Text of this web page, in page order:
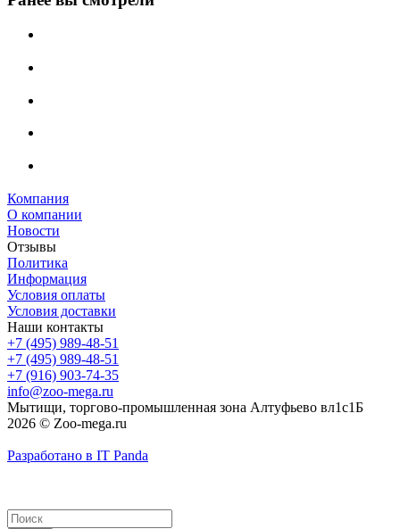
Компания
О компании
Новости
Отзывы
Политика
Информация
Условия оплаты
Условия доставки
Наши контакты
+7 (495) 989-48-51
+7 (495) 989-48-51
+7 (916) 903-74-35
info@zoo-mega.ru
Мытищи, торгово-промышленная зона Алтуфьево вл1с1Б
2026 © Zoo-mega.ru
Разработано в IT Panda